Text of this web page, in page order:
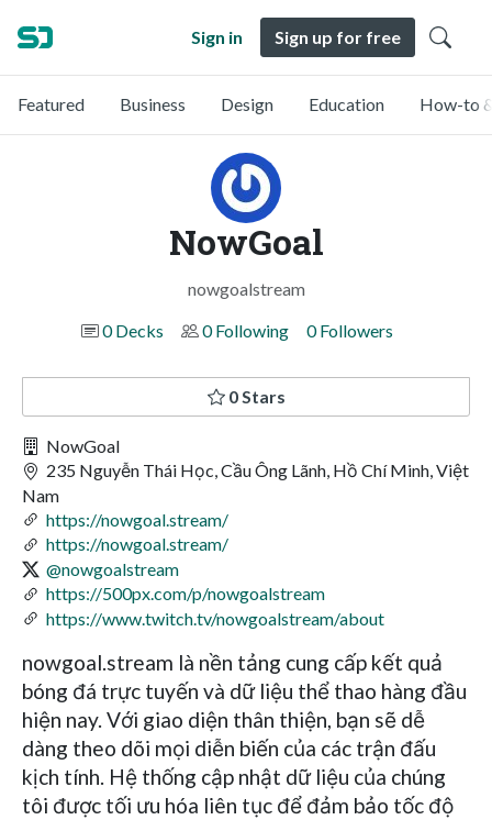
Sign in Sign up for free
Featured Business Design Education How-to
NowGoal
nowgoalstream
0 Decks
0 Following 0 Followers
0 Stars
NowGoal
235 Nguyễn Thái Học, Cầu Ông Lãnh, Hồ Chí Minh, Việt
Nam
https://nowgoal.stream/
https://nowgoal.stream/
@nowgoalstream
https://500px.com/p/nowgoalstream
https://www.twitch.tv/nowgoalstream/about
nowgoal.stream là nền tảng cung cấp kết quả
bóng đá trực tuyến và dữ liệu thể thao hàng đầu
hiện nay. Với giao diện thân thiện, bạn sẽ dễ
dàng theo dõi mọi diễn biến của các trận đấu
kịch tính. Hệ thống cập nhật dữ liệu của chúng
tôi được tối ưu hóa liên tục để đảm bảo tốc độ